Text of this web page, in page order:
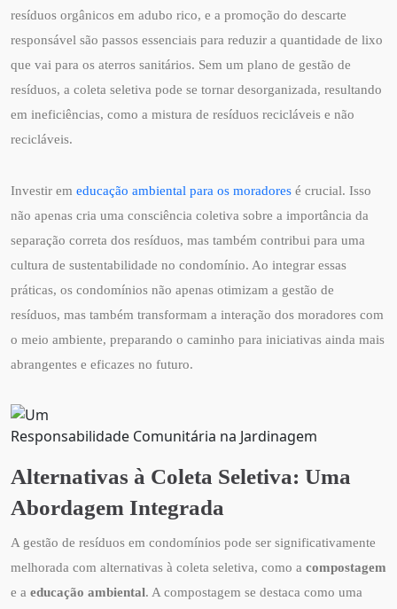
resíduos orgânicos em adubo rico, e a promoção do descarte
responsável são passos essenciais para reduzir a quantidade de lixo
que vai para os aterros sanitários. Sem um plano de gestão de
resíduos, a coleta seletiva pode se tornar desorganizada, resultando
em ineficiências, como a mistura de resíduos recicláveis e não
recicláveis.
Investir em educação ambiental para os moradores é crucial. Isso
não apenas cria uma consciência coletiva sobre a importância da
separação correta dos resíduos, mas também contribui para uma
cultura de sustentabilidade no condomínio. Ao integrar essas
práticas, os condomínios não apenas otimizam a gestão de
resíduos, mas também transformam a interação dos moradores com
o meio ambiente, preparando o caminho para iniciativas ainda mais
abrangentes e eficazes no futuro.
Responsabilidade Comunitária na Jardinagem
Alternativas à Coleta Seletiva: Uma
Abordagem Integrada
A gestão de resíduos em condomínios pode ser significativamente
melhorada com alternativas à coleta seletiva, como a compostagem
e a educação ambiental. A compostagem se destaca como uma